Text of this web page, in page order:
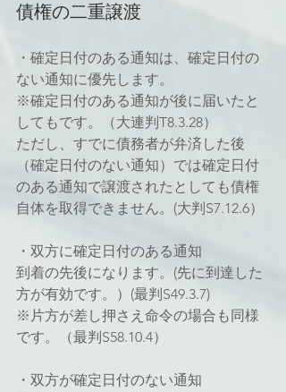
債権の二重譲渡
・確定日付のある通知は、確定日付の
ない通知に優先します。
※確定日付のある通知が後に届いたと
してもです。（大連判T8.3.28）
ただし、すでに債務者が弁済した後
（確定日付のない通知）では確定日付
のある通知で譲渡されたとしても債権
自体を取得できません。(大判S7.12.6）
・双方に確定日付のある通知
到着の先後になります。(先に到達した
方が有効です。）(最判S49.3.7)
※片方が差し押さえ命令の場合も同様
です。（最判S58.10.4）
・双方が確定日付のない通知